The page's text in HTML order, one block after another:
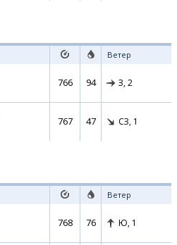
Ветер
766 94 З, 2
767 47 СЗ, 1
Ветер
768 76 Ю, 1